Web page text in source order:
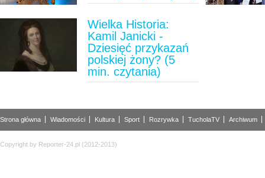
Wielka Historia:
Kamil Janicki -
Dziesięć przykazań
polskiej żony? (5
min. czytania)
Strona główna Wiadomości Kultura Sport Rozrywka TucholaTV Archiwum
Copyright by Reporter-24.pl (2012-2013)